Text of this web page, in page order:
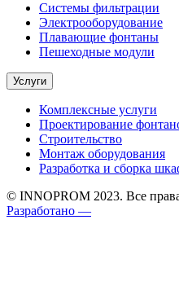
Системы фильтрации
Электрооборудование
Плавающие фонтаны
Пешеходные модули
Услуги
Комплексные услуги
Проектирование
Строительство
Монтаж оборудования
Разработка и сборка
© INNOPROM 2023. Все
Разработано —